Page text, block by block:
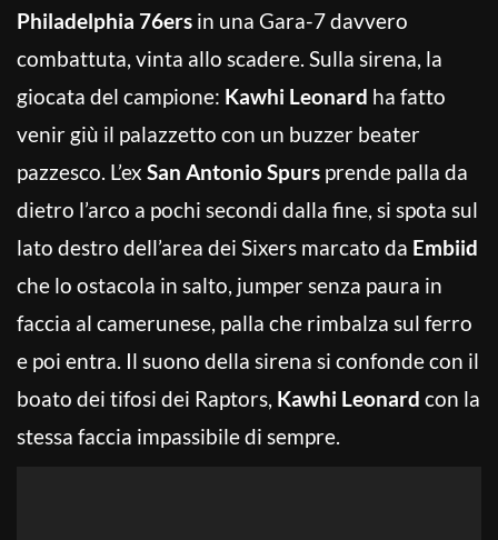
Philadelphia 76ers in una Gara-7 davvero
combattuta, vinta allo scadere. Sulla sirena, la
giocata del campione: Kawhi Leonard ha fatto
venir giù il palazzetto con un buzzer beater
pazzesco. L’ex San Antonio Spurs prende palla da
dietro l’arco a pochi secondi dalla fine, si spota sul
lato destro dell’area dei Sixers marcato da Embiid
che lo ostacola in salto, jumper senza paura in
faccia al camerunese, palla che rimbalza sul ferro
e poi entra. Il suono della sirena si confonde con il
boato dei tifosi dei Raptors, Kawhi Leonard con la
stessa faccia impassibile di sempre.